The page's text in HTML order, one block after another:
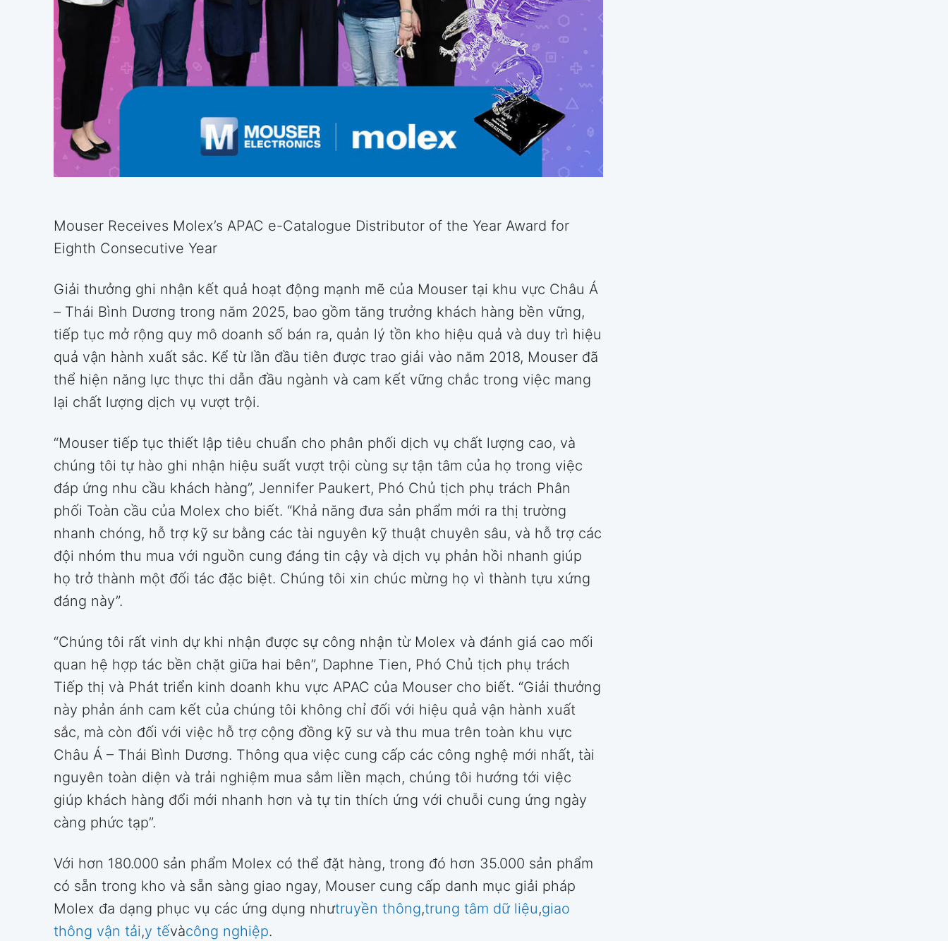
Mouser Receives Molex’s APAC e-Catalogue Distributor of the Year Award for
Eighth Consecutive Year
Giải thưởng ghi nhận kết quả hoạt động mạnh mẽ của Mouser tại khu vực Châu Á
– Thái Bình Dương trong năm 2025, bao gồm tăng trưởng khách hàng bền vững,
tiếp tục mở rộng quy mô doanh số bán ra, quản lý tồn kho hiệu quả và duy trì hiệu
quả vận hành xuất sắc. Kể từ lần đầu tiên được trao giải vào năm 2018, Mouser đã
thể hiện năng lực thực thi dẫn đầu ngành và cam kết vững chắc trong việc mang
lại chất lượng dịch vụ vượt trội.
“Mouser tiếp tục thiết lập tiêu chuẩn cho phân phối dịch vụ chất lượng cao, và
chúng tôi tự hào ghi nhận hiệu suất vượt trội cùng sự tận tâm của họ trong việc
đáp ứng nhu cầu khách hàng”, Jennifer Paukert, Phó Chủ tịch phụ trách Phân
phối Toàn cầu của Molex cho biết. “Khả năng đưa sản phẩm mới ra thị trường
nhanh chóng, hỗ trợ kỹ sư bằng các tài nguyên kỹ thuật chuyên sâu, và hỗ trợ các
đội nhóm thu mua với nguồn cung đáng tin cậy và dịch vụ phản hồi nhanh giúp
họ trở thành một đối tác đặc biệt. Chúng tôi xin chúc mừng họ vì thành tựu xứng
đáng này”.
“Chúng tôi rất vinh dự khi nhận được sự công nhận từ Molex và đánh giá cao mối
quan hệ hợp tác bền chặt giữa hai bên”, Daphne Tien, Phó Chủ tịch phụ trách
Tiếp thị và Phát triển kinh doanh khu vực APAC của Mouser cho biết. “Giải thưởng
này phản ánh cam kết của chúng tôi không chỉ đối với hiệu quả vận hành xuất
sắc, mà còn đối với việc hỗ trợ cộng đồng kỹ sư và thu mua trên toàn khu vực
Châu Á – Thái Bình Dương. Thông qua việc cung cấp các công nghệ mới nhất, tài
nguyên toàn diện và trải nghiệm mua sắm liền mạch, chúng tôi hướng tới việc
giúp khách hàng đổi mới nhanh hơn và tự tin thích ứng với chuỗi cung ứng ngày
càng phức tạp”.
Với hơn 180.000 sản phẩm Molex có thể đặt hàng, trong đó hơn 35.000 sản phẩm
có sẵn trong kho và sẵn sàng giao ngay, Mouser cung cấp danh mục giải pháp
Molex đa dạng phục vụ các ứng dụng nhưtruyền thông,trung tâm dữ liệu,giao
thông vận tải,y tếvàcông nghiệp.